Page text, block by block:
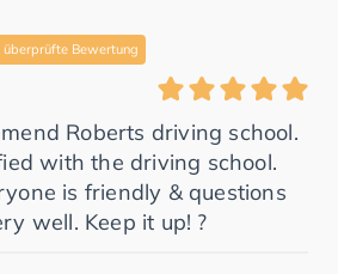
überprüfte Bewertung
Roberts driving school.
with the driving school.
is friendly & questions
well. Keep it up! ?